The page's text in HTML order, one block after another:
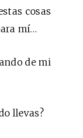
cosas
mí…
de mi
llevas?